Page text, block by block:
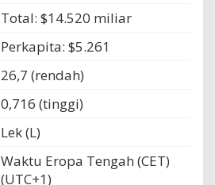
Total: $14.520 miliar
Perkapita: $5.261
26,7 (rendah)
0,716 (tinggi)
Lek (L)
Waktu Eropa Tengah (CET)
(UTC+1)